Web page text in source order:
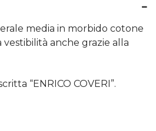
media in morbido cotone
anche grazie alla
“ENRICO COVERI”.